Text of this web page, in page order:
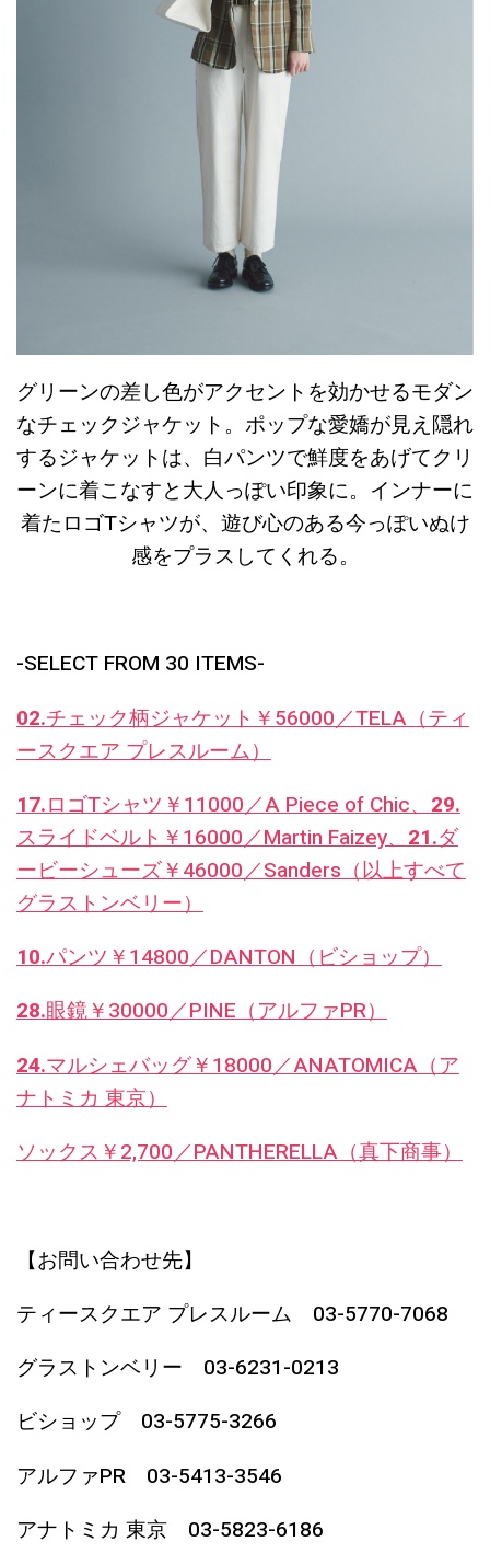
グリーンの差し色がアクセントを効かせるモダン
なチェックジャケット。ポップな愛嬌が見え隠れ
するジャケットは、白パンツで鮮度をあげてクリ
ーンに着こなすと大人っぽい印象に。インナーに
着たロゴTシャツが、遊び心のある今っぽいぬけ
感をプラスしてくれる。
-SELECT FROM 30 ITEMS-
02.チェック柄ジャケット￥56000／TELA（ティ
ースクエア プレスルーム）
17.ロゴTシャツ￥11000／A Piece of Chic、29.
スライドベルト￥16000／Martin Faizey、21.ダ
ービーシューズ￥46000／Sanders（以上すべて
グラストンベリー）
10.パンツ￥14800／DANTON（ビショップ）
28.眼鏡￥30000／PINE（アルファPR）
24.マルシェバッグ￥18000／ANATOMICA（ア
ナトミカ 東京）
ソックス￥2,700／PANTHERELLA（真下商事）
【お問い合わせ先】
ティースクエア プレスルーム 03-5770-7068
グラストンベリー 03-6231-0213
ビショップ 03-5775-3266
アルファPR 03-5413-3546
アナトミカ 東京 03-5823-6186